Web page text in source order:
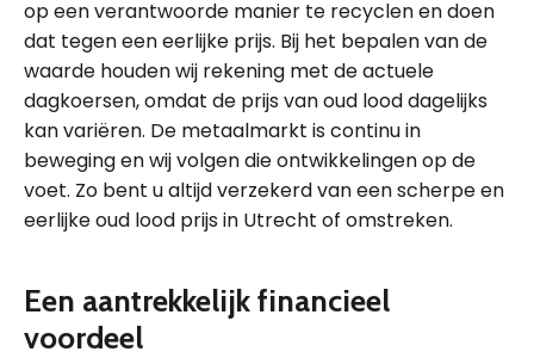
op een verantwoorde manier te recyclen en doen
dat tegen een eerlijke prijs. Bij het bepalen van de
waarde houden wij rekening met de actuele
dagkoersen, omdat de prijs van oud lood dagelijks
kan variëren. De metaalmarkt is continu in
beweging en wij volgen die ontwikkelingen op de
voet. Zo bent u altijd verzekerd van een scherpe en
eerlijke oud lood prijs in Utrecht of omstreken.
Een aantrekkelijk financieel
voordeel